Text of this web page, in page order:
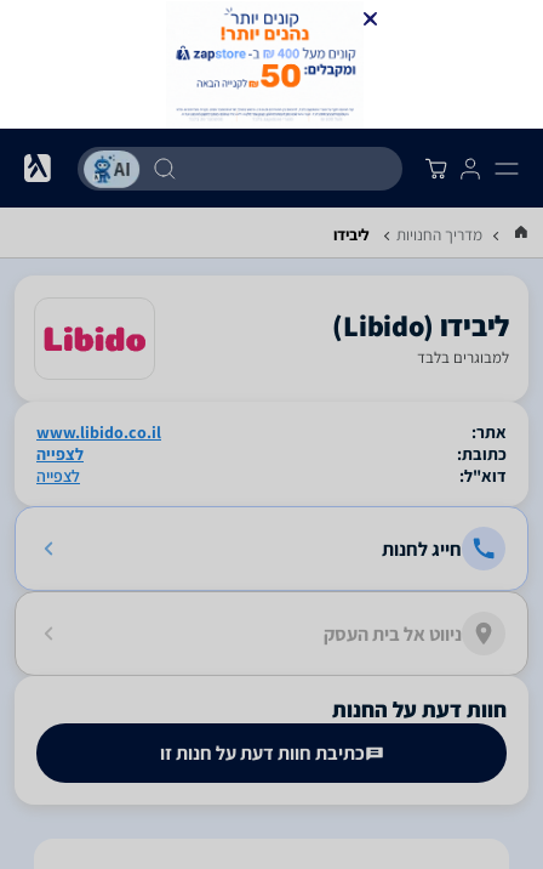
מדריך החנויות ליבידו
למבוגרים בלבד
אתר:
www.libido.co.il
כתובת:
לצפייה
דוא"ל:
לצפייה
חייג לחנות
ניווט אל בית העסק
חוות דעת על החנות
כתיבת חוות דעת על חנות זו